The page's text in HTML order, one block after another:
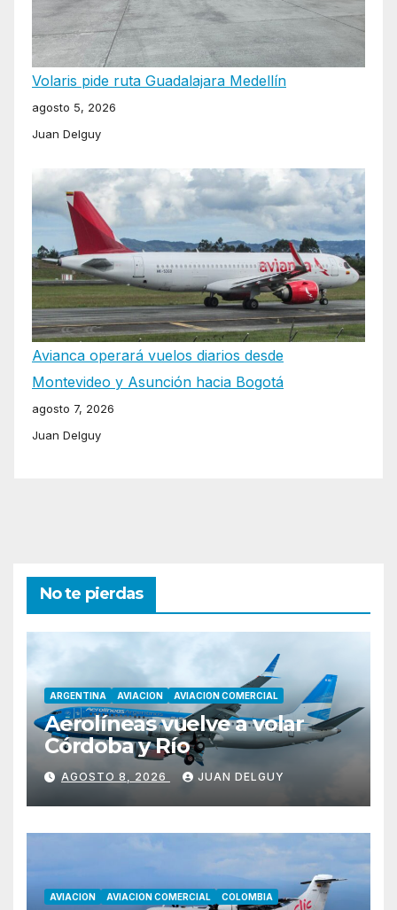
Volaris pide ruta Guadalajara Medellín
agosto 5, 2026
Juan Delguy
Avianca operará vuelos diarios desde
Montevideo y Asunción hacia Bogotá
agosto 7, 2026
Juan Delguy
No te pierdas
ARGENTINA AVIACION AVIACION COMERCIAL
Aerolíneas vuelve a volar
Córdoba y Río
AGOSTO 8, 2026 JUAN DELGUY
AVIACION AVIACION COMERCIAL COLOMBIA